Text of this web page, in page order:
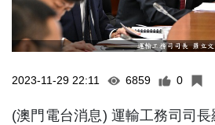
2023-11-29 22:11 6859 0
(澳門電台消息) 運輸工務司司